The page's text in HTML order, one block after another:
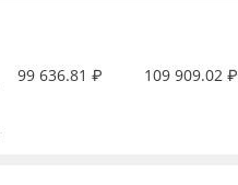
99 636.81 ₽ 109 909.02 ₽